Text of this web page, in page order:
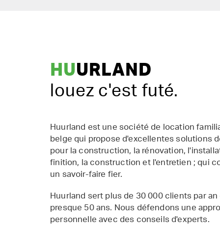
HUURLAND
louez c'est futé.
Huurland est une société de location
belge qui propose d'excellentes solutions
pour la construction, la rénovation,
finition, la construction et l'entretien ; qui
un savoir-faire fier.
Huurland sert plus de 30 000 clients par an
presque 50 ans. Nous défendons une
personnelle avec des conseils d'experts.